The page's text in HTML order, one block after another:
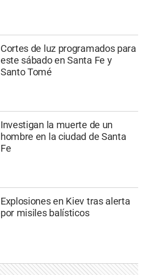
Cortes de luz programados para
este sábado en Santa Fe y
Santo Tomé
Investigan la muerte de un
hombre en la ciudad de Santa
Fe
Explosiones en Kiev tras alerta
por misiles balísticos